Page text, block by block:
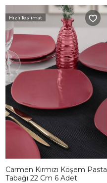
Hızlı Teslimat
Carmen Kırmızı Köşem Pasta
Tabağı 22 Cm 6 Adet